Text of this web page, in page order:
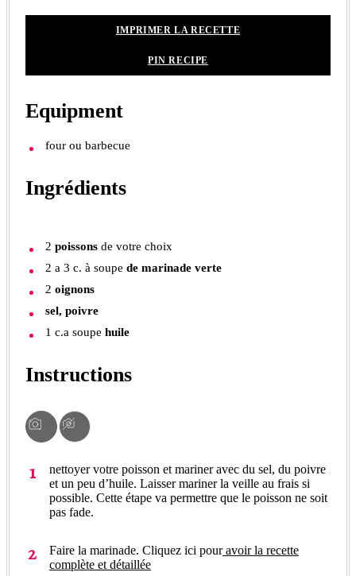
IMPRIMER LA RECETTE
PIN RECIPE
Equipment
four ou barbecue
Ingrédients
2 poissons de votre choix
2 a 3 c. à soupe de marinade verte
2 oignons
sel, poivre
1 c.a soupe huile
Instructions
nettoyer votre poisson et mariner avec du sel, du poivre
et un peu d’huile. Laisser mariner la veille au frais si
possible. Cette étape va permettre que le poisson ne soit
pas fade.
Faire la marinade. Cliquez ici pouravoir la recette
complète et détaillée